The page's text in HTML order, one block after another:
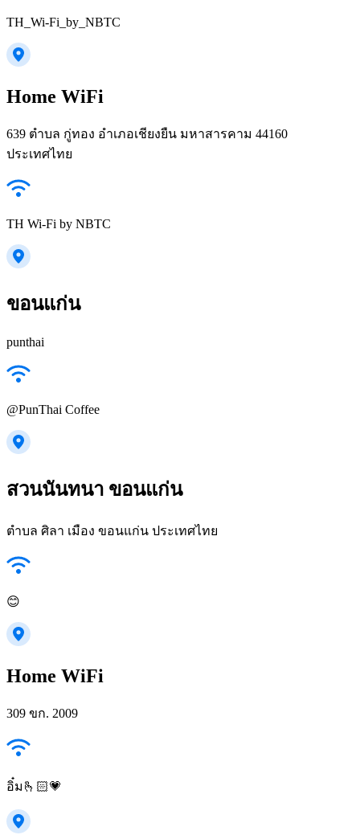
TH_Wi-Fi_by_NBTC
Home WiFi
639 ตำบล กู่ทอง อำเภอเชียงยืน มหาสารคาม 44160
ประเทศไทย
TH Wi-Fi by NBTC
ขอนแก่น
punthai
@PunThai Coffee
สวนนันทนา ขอนแก่น
ตำบล ศิลา เมือง ขอนแก่น ประเทศไทย
😊
Home WiFi
309 ขก. 2009
อิ๋ม🫰🏻💗